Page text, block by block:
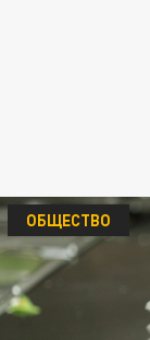
ОБЩЕСТВО